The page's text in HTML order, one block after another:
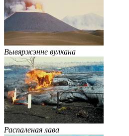
Вывяржэнне вулкана
Распаленая лава